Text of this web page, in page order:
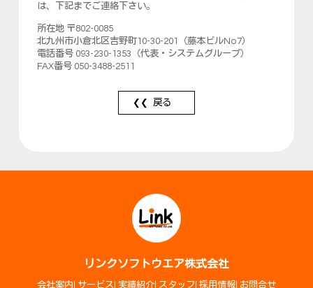
は、下記までご連絡下さい。
所在地 〒802-0085
北九州市小倉北区吉野町10-30-201（藤本ビルNo7）
電話番号 093-230-1353（代表・システムグループ）
FAX番号 050-3488-2511
戻る
リンクソフトウエア株式会社
会社案内 サービス 実績紹介 スタッフ 採用情報 お問合せ